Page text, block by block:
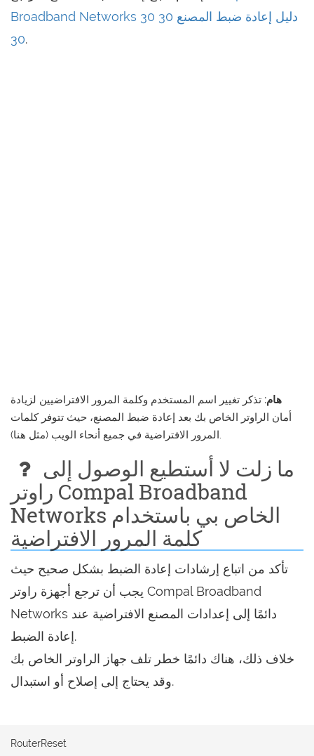
Broadband Networks دليل إعادة ضبط المصنع 30 30
30.
هام: تذكر تغيير اسم المستخدم وكلمة المرور الافتراضيين لزيادة
أمان الراوتر الخاص بك بعد إعادة ضبط المصنع، حيث تتوفر كلمات
المرور الافتراضية في جميع أنحاء الويب (مثل هنا).
راوتر Compal Broadband
Networks الخاص بي باستخدام
كلمة المرور الافتراضية
تأكد من اتباع إرشادات إعادة الضبط بشكل صحيح حيث
يجب أن ترجع أجهزة راوتر Compal Broadband
Networks دائمًا إلى إعدادات المصنع الافتراضية عند
إعادة الضبط.
خلاف ذلك، هناك دائمًا خطر تلف جهاز الراوتر الخاص بك
وقد يحتاج إلى إصلاح أو استبدال.
RouterReset